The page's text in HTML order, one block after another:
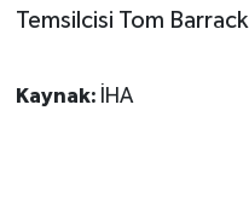
Temsilcisi Tom
Kaynak: İHA
İş Dünyası
Jandarma